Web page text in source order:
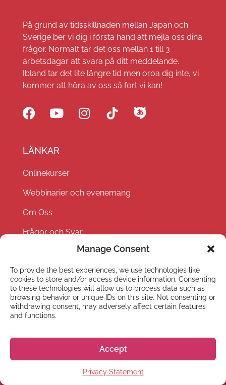
Manage Consent
To provide the best experiences, we use technologies like
cookies to store and/or access device information. Consenting
to these technologies will allow us to process data such as
browsing behavior or unique IDs on this site. Not consenting or
withdrawing consent, may adversely affect certain features
and functions.
Accept
Privacy Statement
På grund av tidsskillnaden mellan Japan och
Sverige ber vi dig i första hand att mejla oss dina
frågor. Normalt tar det oss mellan 1 till 3
arbetsdagar att svara på ditt meddelande.
Ibland tar det lite längre tid men oroa dig inte, vi
kommer att höra av oss så fort vi kan!
LÄNKAR
Onlinekurser
Webbinarier och evenemang
Om Oss
Frågor och Svar
Hiragana Quest
Hälsoförsäkring
Jobba hos oss
Evenemang
Terms and Conditions